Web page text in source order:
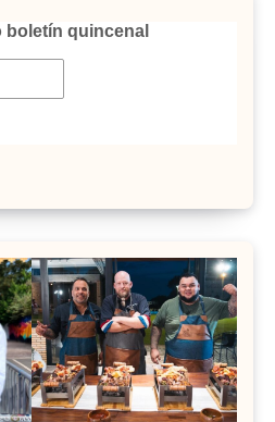
quincenal